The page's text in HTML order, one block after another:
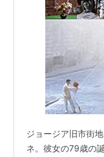
ジョージア旧市街
ネ。彼女の79歳の